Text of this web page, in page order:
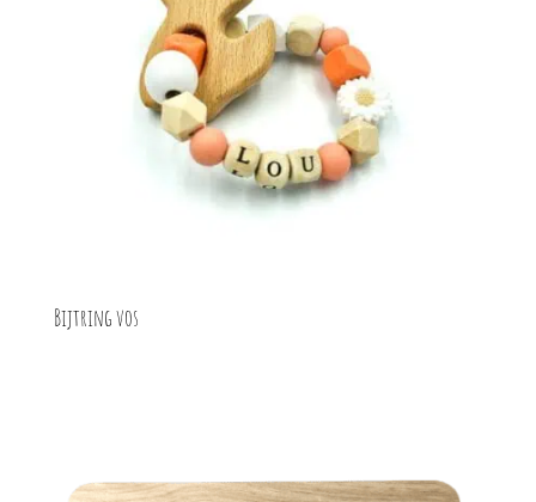
Bijtring vos